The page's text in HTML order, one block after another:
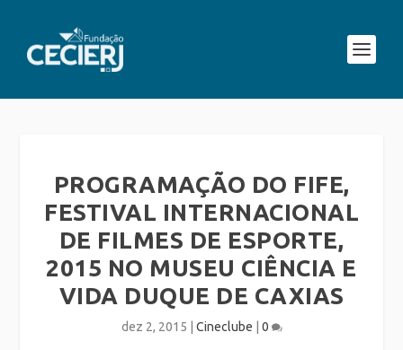
PROGRAMAÇÃO DO FIFE,
FESTIVAL INTERNACIONAL
DE FILMES DE ESPORTE,
2015 NO MUSEU CIÊNCIA E
VIDA DUQUE DE CAXIAS
dez 2, 2015 Cineclube 0